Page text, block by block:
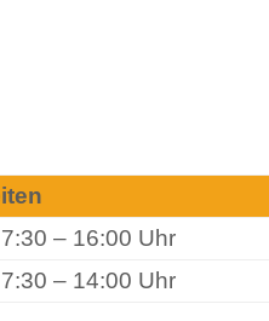
7:30 – 16:00 Uhr
7:30 – 14:00 Uhr